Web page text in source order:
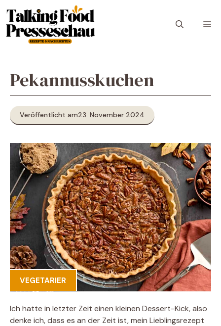
Inhalt
springen
Pekannusskuchen
Veröffentlicht am23. November 2024
VEGETARIER
Ich hatte in letzter Zeit einen kleinen Dessert-Kick, also
denke ich, dass es an der Zeit ist, mein Lieblingsrezept